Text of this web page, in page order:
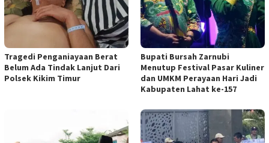
Tragedi Penganiayaan Berat
Belum Ada Tindak Lanjut Dari
Polsek Kikim Timur
Bupati Bursah Zarnubi
Menutup Festival Pasar Kuliner
dan UMKM Perayaan Hari Jadi
Kabupaten Lahat ke-157